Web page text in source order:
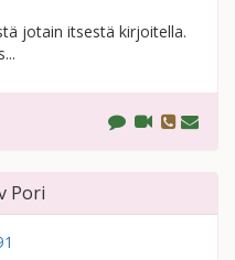
jotain itsestä kirjoitella.
Pori